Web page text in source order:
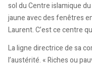
sol du Centre islamique
jaune avec des fenêtres
Laurent. C’est ce centre
La ligne directrice de sa
l’austérité. « Riches ou